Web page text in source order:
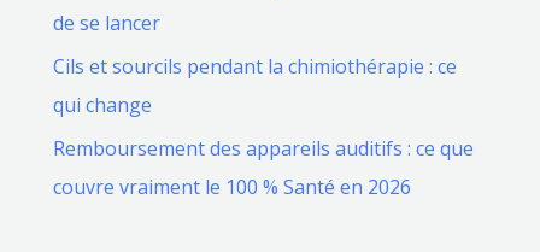
de se lancer
Cils et sourcils pendant la chimiothérapie : ce
qui change
Remboursement des appareils auditifs : ce que
couvre vraiment le 100 % Santé en 2026